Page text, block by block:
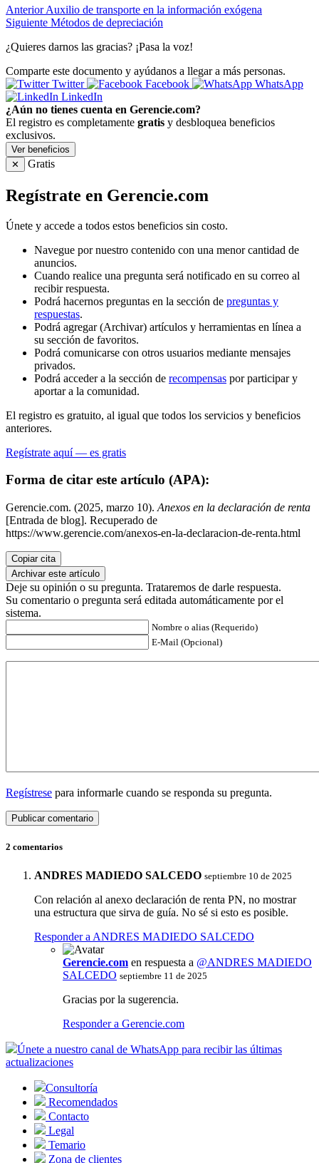
Anterior Auxilio de transporte en la información exógena
Siguiente Métodos de depreciación
¿Quieres darnos las gracias? ¡Pasa la voz!
Comparte este documento y ayúdanos a llegar a más personas.
Twitter
Facebook
WhatsApp
LinkedIn
¿Aún no tienes cuenta en Gerencie.com?
El registro es completamente gratis y desbloquea beneficios
exclusivos.
Ver beneficios
✕
Gratis
Regístrate en Gerencie.com
Únete y accede a todos estos beneficios sin costo.
Navegue por nuestro contenido con una menor cantidad de
anuncios.
Cuando realice una pregunta será notificado en su correo al
recibir respuesta.
Podrá hacernos preguntas en la sección de preguntas y
respuestas.
Podrá agregar (Archivar) artículos y herramientas en línea a
su sección de favoritos.
Podrá comunicarse con otros usuarios mediante mensajes
privados.
Podrá acceder a la sección de recompensas por participar y
aportar a la comunidad.
El registro es gratuito, al igual que todos los servicios y beneficios
anteriores.
Regístrate aquí — es gratis
Forma de citar este artículo (APA):
Gerencie.com. (2025, marzo 10). Anexos en la declaración de renta
[Entrada de blog]. Recuperado de
https://www.gerencie.com/anexos-en-la-declaracion-de-renta.html
Copiar cita
Archivar este artículo
Deje su opinión o su pregunta. Trataremos de darle respuesta.
Su comentario o pregunta será editada automáticamente por el
sistema.
Nombre o alias (Requerido)
E-Mail (Opcional)
Regístrese para informarle cuando se responda su pregunta.
2 comentarios
ANDRES MADIEDO SALCEDO septiembre 10 de 2025
Con relación al anexo declaración de renta PN, no mostrar
una estructura que sirva de guía. No sé si esto es posible.
Responder a ANDRES MADIEDO SALCEDO
Gerencie.com en respuesta a @ANDRES MADIEDO
SALCEDO septiembre 11 de 2025
Gracias por la sugerencia.
Responder a Gerencie.com
Únete a nuestro canal de WhatsApp para recibir las últimas
actualizaciones
Consultoría
Recomendados
Contacto
Legal
Temario
Zona de clientes